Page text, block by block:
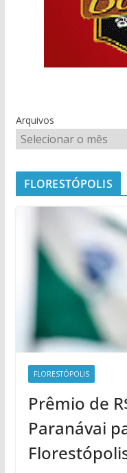
Arquivos
FLORESTÓPOLIS
FLORESTÓPOLIS
Prêmio de
Paranávai